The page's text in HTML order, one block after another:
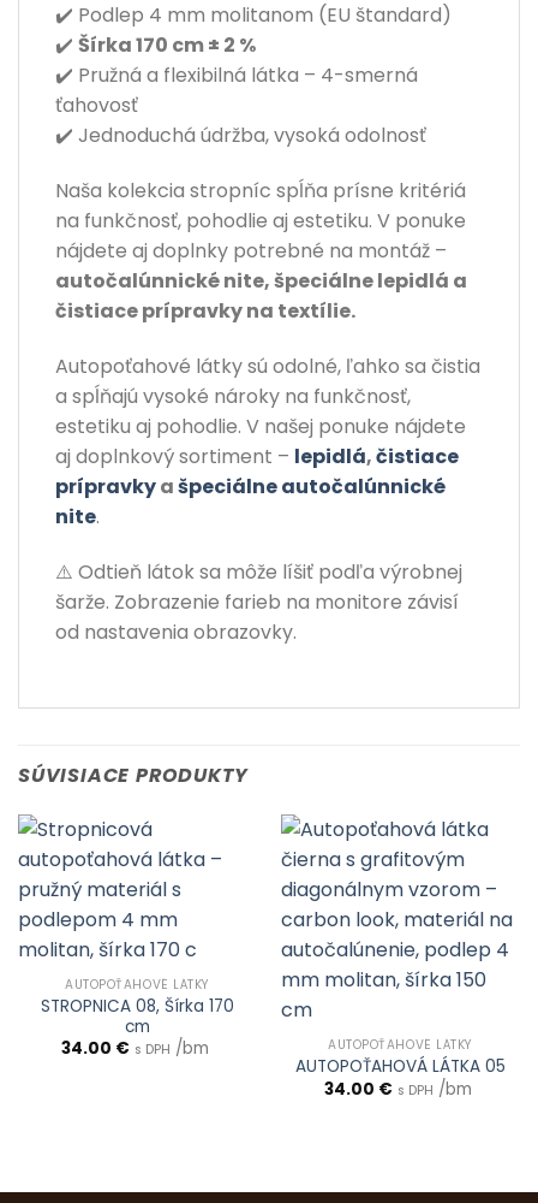
✔️ Podlep 4 mm molitanom (EU štandard)
✔️ Šírka 170 cm ± 2 %
✔️ Pružná a flexibilná látka – 4-smerná
ťahovosť
✔️ Jednoduchá údržba, vysoká odolnosť
Naša kolekcia stropníc spĺňa prísne kritériá
na funkčnosť, pohodlie aj estetiku. V ponuke
nájdete aj doplnky potrebné na montáž –
autočalúnnické nite, špeciálne lepidlá a
čistiace prípravky na textílie.
Autopoťahové látky sú odolné, ľahko sa čistia
a spĺňajú vysoké nároky na funkčnosť,
estetiku aj pohodlie. V našej ponuke nájdete
aj doplnkový sortiment – lepidlá,čistiace
prípravkyašpeciálne autočalúnnické
nite.
⚠️ Odtieň látok sa môže líšiť podľa výrobnej
šarže. Zobrazenie farieb na monitore závisí
od nastavenia obrazovky.
SÚVISIACE PRODUKTY
AUTOPOŤAHOVÉ LÁTKY
STROPNICA 08, Šírka 170
cm
34.00 € s DPH /bm AUTOPOŤAHOVÉ LÁTKY
AUTOPOŤAHOVÁ LÁTKA 05
34.00 € s DPH /bm